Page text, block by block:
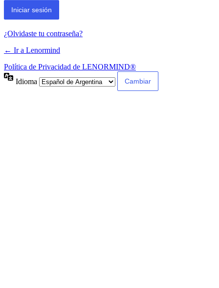
¿Olvidaste tu contraseña?
← Ir a Lenormind
Política de Privacidad de LENORMIND®
Idioma